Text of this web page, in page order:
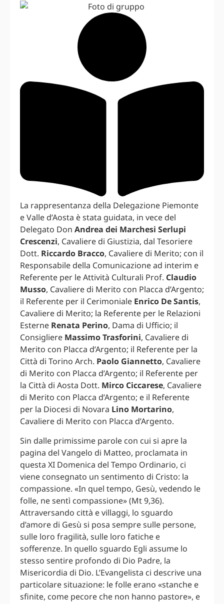
La rappresentanza della Delegazione Piemonte
e Valle d’Aosta è stata guidata, in vece del
Delegato Don Andrea dei Marchesi Serlupi
Crescenzi, Cavaliere di Giustizia, dal Tesoriere
Dott. Riccardo Bracco, Cavaliere di Merito; con il
Responsabile della Comunicazione ad interim e
Referente per le Attività Culturali Prof. Claudio
Musso, Cavaliere di Merito con Placca d’Argento;
il Referente per il Cerimoniale Enrico De Santis,
Cavaliere di Merito; la Referente per le Relazioni
Esterne Renata Perino, Dama di Ufficio; il
Consigliere Massimo Trasforini, Cavaliere di
Merito con Placca d’Argento; il Referente per la
Città di Torino Arch. Paolo Giannetto, Cavaliere
di Merito con Placca d’Argento; il Referente per
la Città di Aosta Dott. Mirco Ciccarese, Cavaliere
di Merito con Placca d’Argento; e il Referente
per la Diocesi di Novara Lino Mortarino,
Cavaliere di Merito con Placca d’Argento.
Sin dalle primissime parole con cui si apre la
pagina del Vangelo di Matteo, proclamata in
questa XI Domenica del Tempo Ordinario, ci
viene consegnato un sentimento di Cristo: la
compassione. «In quel tempo, Gesù, vedendo le
folle, ne sentì compassione» (Mt 9,36).
Attraversando città e villaggi, lo sguardo
d’amore di Gesù si posa sempre sulle persone,
sulle loro fragilità, sulle loro fatiche e
sofferenze. In quello sguardo Egli assume lo
stesso sentire profondo di Dio Padre, la
Misericordia di Dio. L’Evangelista ci descrive una
particolare situazione: le folle erano «stanche e
sfinite, come pecore che non hanno pastore», e